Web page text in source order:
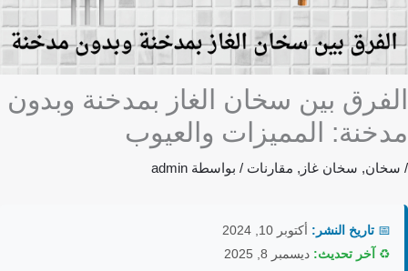
الفرق بين سخان الغاز بمدخنة وبدون
مدخنة: المميزات والعيوب
/ سخان, سخان غاز , مقارنات / بواسطة admin
📅 تاريخ النشر: أكتوبر 10, 2024
♻️ آخر تحديث: ديسمبر 8, 2025